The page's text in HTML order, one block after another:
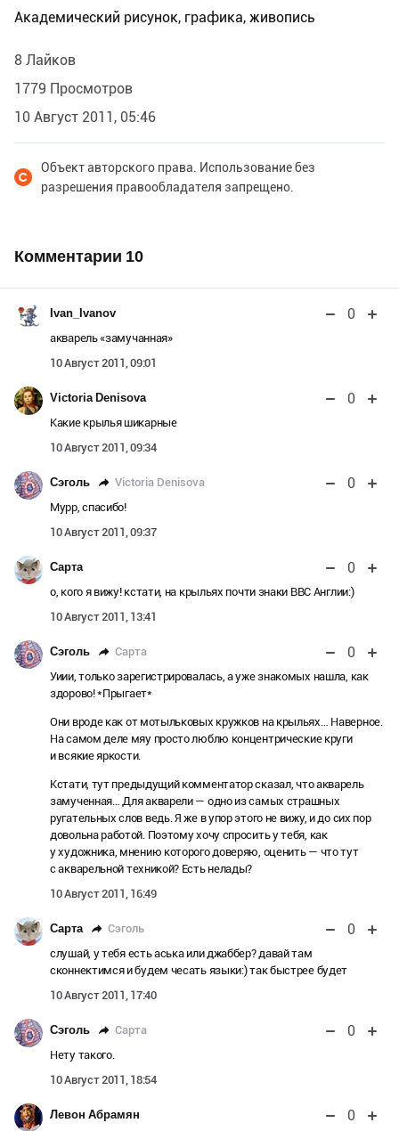
Академический рисунок, графика, живопись
8 Лайков
1779 Просмотров
10 Август 2011, 05:46
Объект авторского права. Использование без
разрешения правообладателя запрещено.
Комментарии 10
Ivan_Ivanov 0
акварель «замучанная»
10 Август 2011, 09:01
Victoria Denisova 0
Какие крылья шикарные
10 Август 2011, 09:34
Сэголь Victoria Denisova 0
Мурр, спасибо!
10 Август 2011, 09:37
Сарта 0
о, кого я вижу! кстати, на крыльях почти знаки ВВС Англии:)
10 Август 2011, 13:41
Сэголь Сарта 0
Уиии, только зарегистрировалась, а уже знакомых нашла, как
здорово! *Прыгает*
Они вроде как от мотыльковых кружков на крыльях… Наверное.
На самом деле мяу просто люблю концентрические круги
и всякие яркости.
Кстати, тут предыдущий комментатор сказал, что акварель
замученная… Для акварели — одно из самых страшных
ругательных слов ведь. Я же в упор этого не вижу, и до сих пор
довольна работой. Поэтому хочу спросить у тебя, как
у художника, мнению которого доверяю, оценить — что тут
с акварельной техникой? Есть нелады?
10 Август 2011, 16:49
Сарта Сэголь 0
слушай, у тебя есть аська или джаббер? давай там
сконнектимся и будем чесать языки:) так быстрее будет
10 Август 2011, 17:40
Сэголь Сарта 0
Нету такого.
10 Август 2011, 18:54
Левон Абрамян 0